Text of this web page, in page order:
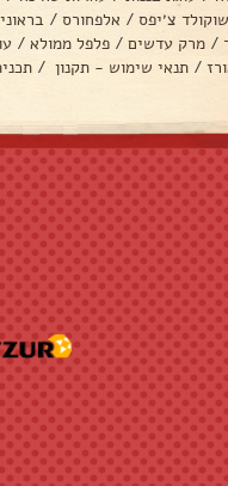
צ׳יפס / אלפחורס /
/ מרק עדשים / פלפל ממולא /
/ תנאי שימוש - תקנון /